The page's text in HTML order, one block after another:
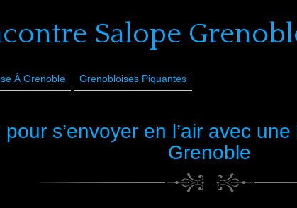
Salope
À Grenoble Grenobloises Piquantes
pour s’envoyer en l’air avec
Grenoble